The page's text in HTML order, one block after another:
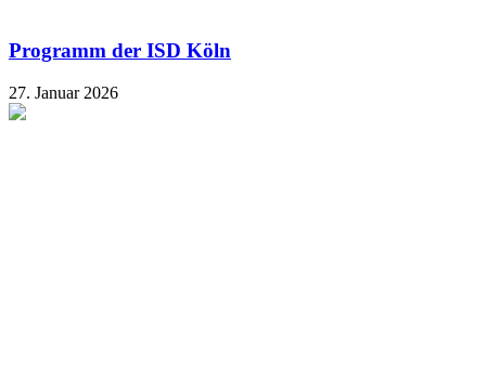
Programm der ISD Köln
27. Januar 2026